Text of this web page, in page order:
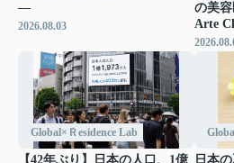
―
2026.08.03
の美
Arte
Global×Ｒesidence Lab
【42年ぶり】日本の人口、1億
日本